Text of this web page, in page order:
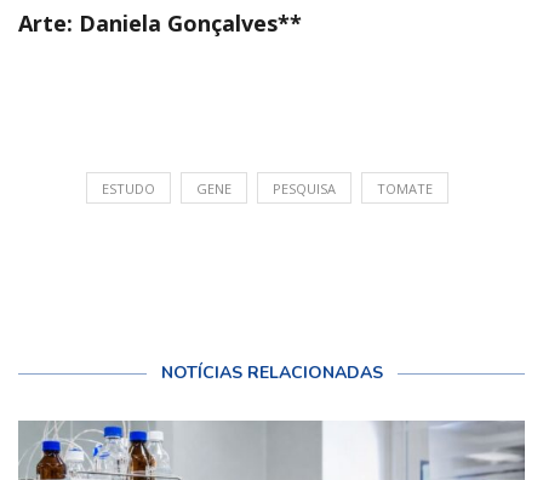
Arte: Daniela Gonçalves**
ESTUDO GENE PESQUISA TOMATE
NOTÍCIAS RELACIONADAS